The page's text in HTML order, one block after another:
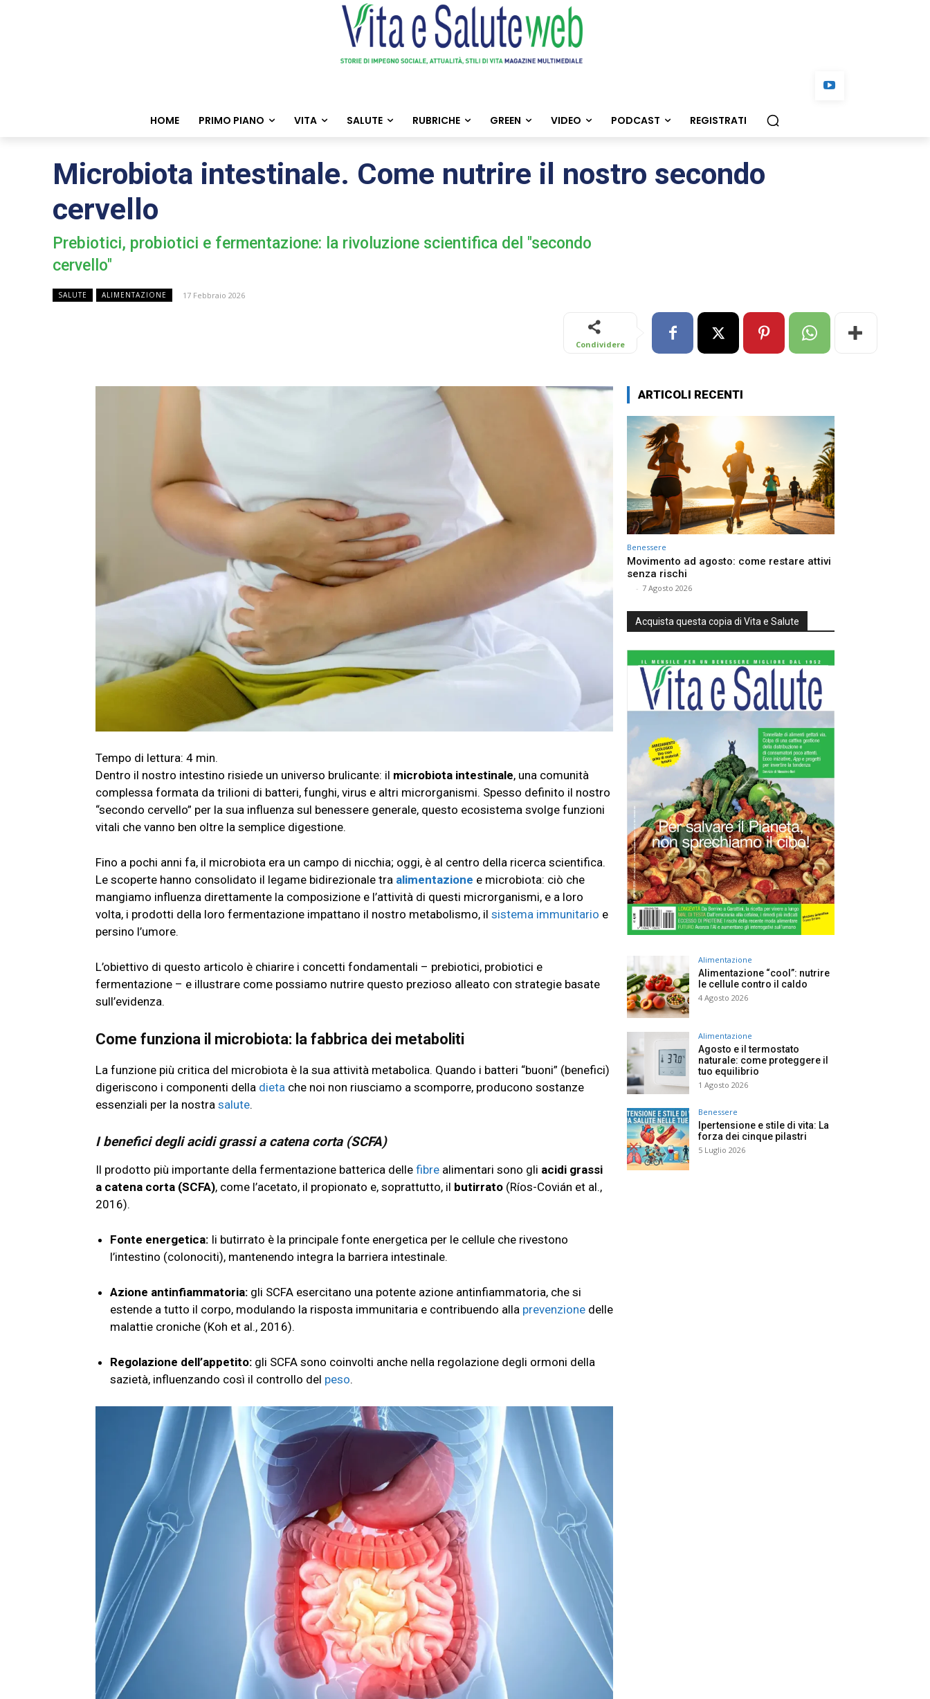
HOME PRIMO PIANO VITA SALUTE RUBRICHE GREEN VIDEO PODCAST REGISTRATI
Microbiota intestinale. Come nutrire il nostro secondo
cervello
Prebiotici, probiotici e fermentazione: la rivoluzione scientifica del "secondo
cervello"
SALUTE ALIMENTAZIONE 17 Febbraio 2026
Condividere
Dentro il nostro intestino risiede un universo brulicante: il microbiota intestinale, una comunità
complessa formata da trilioni di batteri, funghi, virus e altri microrganismi. Spesso definito il nostro
“secondo cervello” per la sua influenza sul benessere generale, questo ecosistema svolge funzioni
vitali che vanno ben oltre la semplice digestione.
Fino a pochi anni fa, il microbiota era un campo di nicchia; oggi, è al centro della ricerca scientifica.
Le scoperte hanno consolidato il legame bidirezionale tra alimentazione e microbiota: ciò che
mangiamo influenza direttamente la composizione e l’attività di questi microrganismi, e a loro
volta, i prodotti della loro fermentazione impattano il nostro metabolismo, il sistema immunitario e
persino l’umore.
L’obiettivo di questo articolo è chiarire i concetti fondamentali – prebiotici, probiotici e
fermentazione – e illustrare come possiamo nutrire questo prezioso alleato con strategie basate
sull’evidenza.
Come funziona il microbiota: la fabbrica dei metaboliti
La funzione più critica del microbiota è la sua attività metabolica. Quando i batteri “buoni” (benefici)
digeriscono i componenti della dieta che noi non riusciamo a scomporre, producono sostanze
essenziali per la nostra salute.
I benefici degli acidi grassi a catena corta (SCFA)
Il prodotto più importante della fermentazione batterica delle fibre alimentari sono gli acidi grassi
a catena corta (SCFA), come l’acetato, il propionato e, soprattutto, il butirrato (Ríos-Covián et al.,
2016).
Fonte energetica: Ii butirrato è la principale fonte energetica per le cellule che rivestono
l’intestino (colonociti), mantenendo integra la barriera intestinale.
Azione antinfiammatoria: gli SCFA esercitano una potente azione antinfiammatoria, che si
estende a tutto il corpo, modulando la risposta immunitaria e contribuendo alla prevenzione delle
malattie croniche (Koh et al., 2016).
Regolazione dell’appetito: gli SCFA sono coinvolti anche nella regolazione degli ormoni della
sazietà, influenzando così il controllo del peso.
ARTICOLI RECENTI
Benessere
Movimento ad agosto: come restare attivi
senza rischi
- 7 Agosto 2026
Acquista questa copia di Vita e Salute
Alimentazione
Alimentazione “cool”: nutrire
le cellule contro il caldo
4 Agosto 2026
Alimentazione
Agosto e il termostato
naturale: come proteggere il
tuo equilibrio
1 Agosto 2026
Benessere
Ipertensione e stile di vita: La
forza dei cinque pilastri
5 Luglio 2026